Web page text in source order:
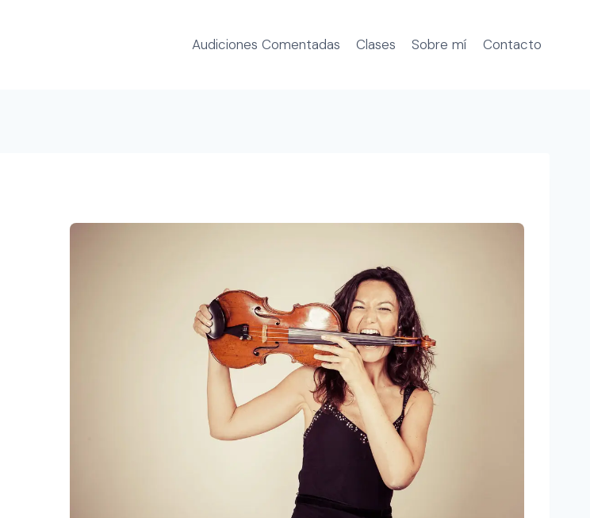
Audiciones Comentadas Clases Sobre mí Contacto